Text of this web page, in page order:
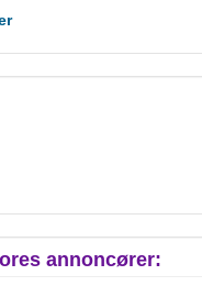
annoncører: